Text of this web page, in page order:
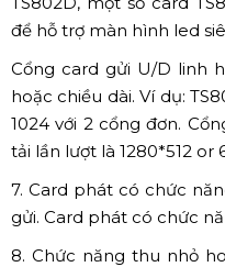
để hỗ trợ màn hình led
Cổng card gửi U/D linh
hoặc chiều dài. Ví dụ:
1024 với 2 cổng đơn.
tải lần lượt là 1280*512 or
7. Card phát có chức
gửi. Card phát có chức
8. Chức năng thu nhỏ